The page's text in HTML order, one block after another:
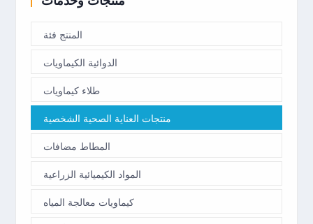
المنتج فئة
الدوائية الكيماويات
طلاء كيماويات
منتجات العناية الصحية الشخصية
المطاط مضافات
المواد الكيميائية الزراعية
كيماويات معالجة المياه